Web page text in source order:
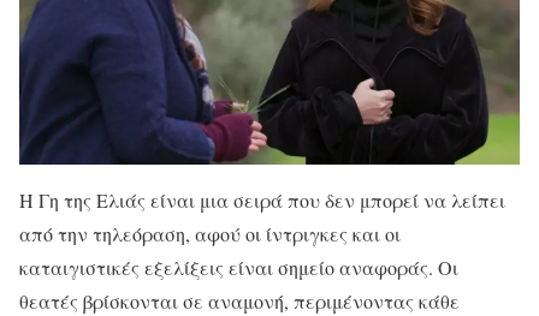
Η Γη της Ελιάς είναι μια σειρά που δεν μπορεί να λείπει
από την τηλεόραση, αφού οι ίντριγκες και οι
καταιγιστικές εξελίξεις είναι σημείο αναφοράς. Οι
θεατές βρίσκονται σε αναμονή, περιμένοντας κάθε